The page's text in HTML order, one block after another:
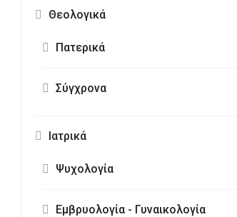
Θεολογικά
Πατερικά
Σύγχρονα
Ιατρικά
Ψυχολογία
Εμβρυολογία - Γυναικολογία